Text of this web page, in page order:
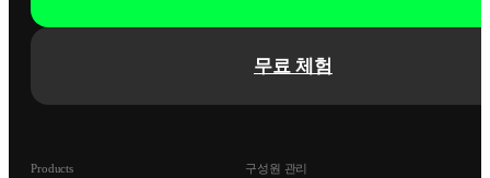
무료 체험
Products 구성원 관리